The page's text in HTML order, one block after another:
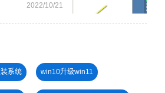
2022/10/21
系统 win10升级win11